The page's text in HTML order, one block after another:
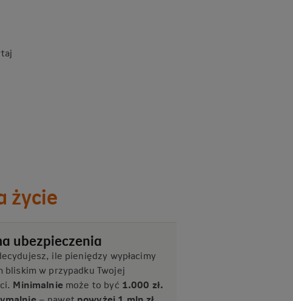
życie
ubezpieczenia
ile pieniędzy wypłacimy
bliskim w przypadku Twojej
Minimalniemoże to być 1.000 zł.